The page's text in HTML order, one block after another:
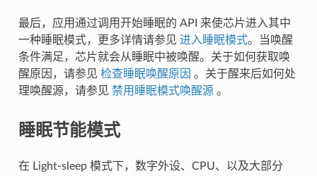
最后，应用通过调用开始睡眠的 API 来使芯片进入其中
一种睡眠模式，更多详情请参见 进入睡眠模式。当唤醒
条件满足，芯片就会从睡眠中被唤醒。关于如何获取唤
醒原因，请参见 检查睡眠唤醒原因 。关于醒来后如何处
理唤醒源，请参见 禁用睡眠模式唤醒源 。
睡眠节能模式
在 Light-sleep 模式下，数字外设、CPU、以及大部分